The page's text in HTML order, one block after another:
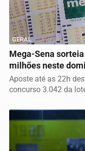
GERAL
Mega-Sena
milhões neste
Aposte até as 22h
concurso 3.042 da